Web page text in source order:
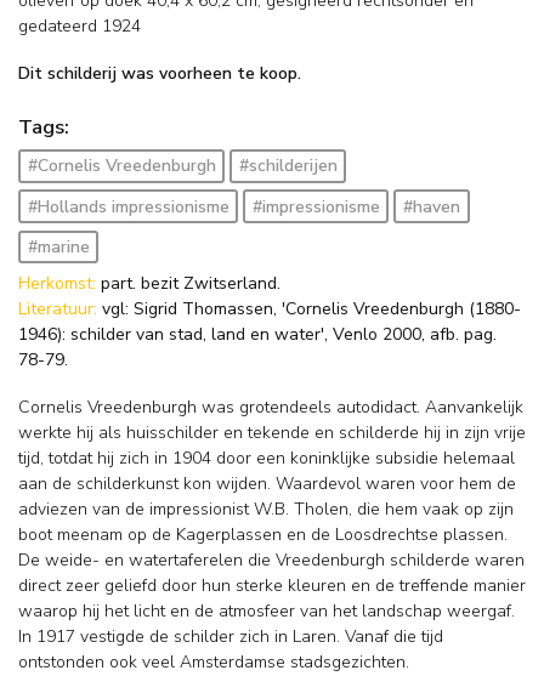
gedateerd 1924
Dit schilderij was voorheen te koop.
Tags:
#Cornelis Vreedenburgh
#schilderijen
#Hollands impressionisme
#impressionisme
#haven
#marine
Herkomst: part. bezit Zwitserland.
Literatuur: vgl: Sigrid Thomassen, 'Cornelis Vreedenburgh (1880-
1946): schilder van stad, land en water', Venlo 2000, afb. pag.
78-79.
Cornelis Vreedenburgh was grotendeels autodidact. Aanvankelijk
werkte hij als huisschilder en tekende en schilderde hij in zijn vrije
tijd, totdat hij zich in 1904 door een koninklijke subsidie helemaal
aan de schilderkunst kon wijden. Waardevol waren voor hem de
adviezen van de impressionist W.B. Tholen, die hem vaak op zijn
boot meenam op de Kagerplassen en de Loosdrechtse plassen.
De weide- en watertaferelen die Vreedenburgh schilderde waren
direct zeer geliefd door hun sterke kleuren en de treffende manier
waarop hij het licht en de atmosfeer van het landschap weergaf.
In 1917 vestigde de schilder zich in Laren. Vanaf die tijd
ontstonden ook veel Amsterdamse stadsgezichten.